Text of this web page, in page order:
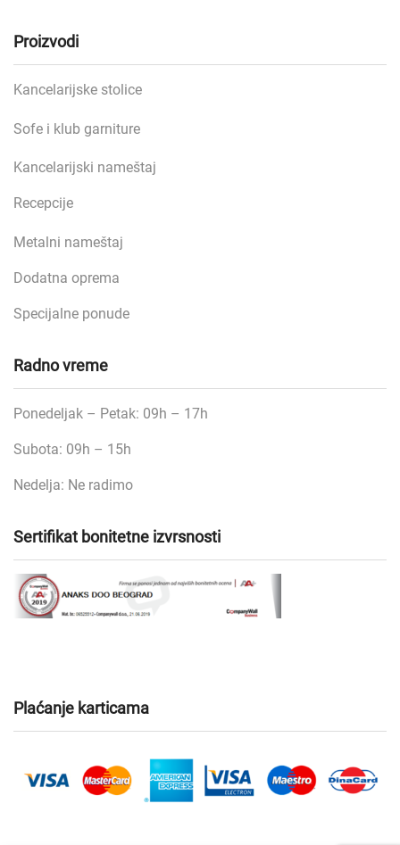
Proizvodi
Kancelarijske stolice
Sofe i klub garniture
Kancelarijski nameštaj
Recepcije
Metalni nameštaj
Dodatna oprema
Specijalne ponude
Radno vreme
Ponedeljak – Petak: 09h – 17h
Subota: 09h – 15h
Nedelja: Ne radimo
Sertifikat bonitetne izvrsnosti
Plaćanje karticama